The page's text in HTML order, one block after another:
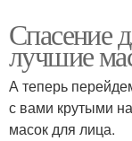
Спасение
лучшие
А теперь
с вами крутыми
масок для лица.